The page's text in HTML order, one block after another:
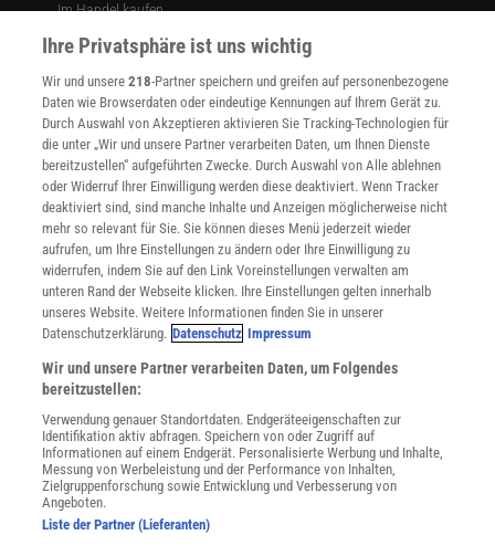
Im Handel kaufen
Presse
Verträge kündigen
Widerruf
INFO
Mediadaten
Datenschutz
Nutzungsbedingungen
Cookie-Einstellungen
Utiq verwalten
Nutzungsbasierte Onlinewerbung
Alle Artikel
Impressum
Angebote für Schulen
Angebote für Institutionen
Sprachen lernen mit Gymglish
Lexika
Für Spektrum schreiben
Zugänglichkeitserklärung
WEBSEITEN
Ihre Privatsphäre ist uns wichtig
Wir und unsere218-Partner speichern und greifen auf personenbezogene
Daten wie Browserdaten oder eindeutige Kennungen auf Ihrem Gerät zu.
Durch Auswahl von Akzeptieren aktivieren Sie Tracking-Technologien für
die unter „Wir und unsere Partner verarbeiten Daten, um Ihnen Dienste
bereitzustellen“ aufgeführten Zwecke. Durch Auswahl von Alle ablehnen
oder Widerruf Ihrer Einwilligung werden diese deaktiviert. Wenn Tracker
deaktiviert sind, sind manche Inhalte und Anzeigen möglicherweise nicht
mehr so relevant für Sie. Sie können dieses Menü jederzeit wieder
aufrufen, um Ihre Einstellungen zu ändern oder Ihre Einwilligung zu
widerrufen, indem Sie auf den Link Voreinstellungen verwalten am
unteren Rand der Webseite klicken. Ihre Einstellungen gelten innerhalb
unseres Website. Weitere Informationen finden Sie in unserer
Datenschutzerklärung. Datenschutz Impressum
Wir und unsere Partner verarbeiten Daten, um Folgendes
bereitzustellen:
Verwendung genauer Standortdaten. Endgeräteeigenschaften zur
Identifikation aktiv abfragen. Speichern von oder Zugriff auf
Informationen auf einem Endgerät. Personalisierte Werbung und Inhalte,
Messung von Werbeleistung und der Performance von Inhalten,
Zielgruppenforschung sowie Entwicklung und Verbesserung von
Angeboten.
Liste der Partner (Lieferanten)